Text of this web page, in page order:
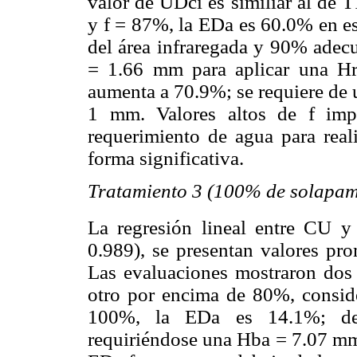
y f = 87%, la EDa es 60.0% en
del área infraregada y 90%
= 1.66 mm para aplicar una
aumenta a 70.9%; se requiere
1 mm. Valores altos de f
requerimiento de agua para
forma significativa.
Tratamiento 3 (100% de
La regresión lineal entre CU
0.989), se presentan valores
Las evaluaciones mostraron
otro por encima de 80%,
100%, la EDa es 14.1%;
requiriéndose una Hba = 7.07